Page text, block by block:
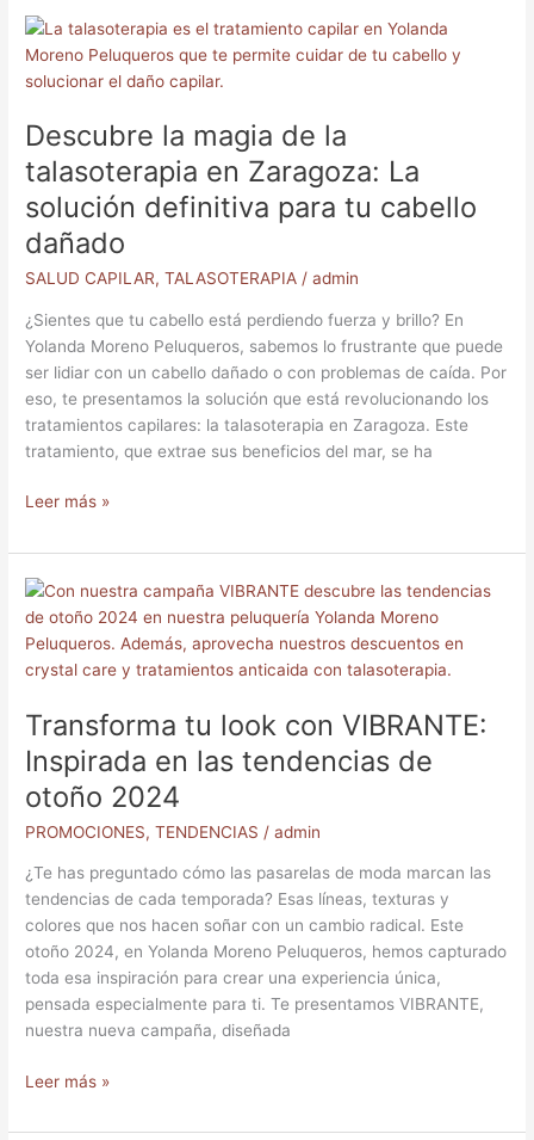
Descubre la magia de la
talasoterapia en Zaragoza: La
solución definitiva para tu cabello
dañado
SALUD CAPILAR,TALASOTERAPIA /admin
¿Sientes que tu cabello está perdiendo fuerza y brillo? En
Yolanda Moreno Peluqueros, sabemos lo frustrante que puede
ser lidiar con un cabello dañado o con problemas de caída. Por
eso, te presentamos la solución que está revolucionando los
tratamientos capilares: la talasoterapia en Zaragoza. Este
tratamiento, que extrae sus beneficios del mar, se ha
Descubre
la
magia
la
talasoterapia
en
Zaragoza:
La
definitiva
para
tu
cabello
dañado
Leer más »
Transforma tu look con VIBRANTE:
Inspirada en las tendencias de
otoño 2024
PROMOCIONES,TENDENCIAS /admin
¿Te has preguntado cómo las pasarelas de moda marcan las
tendencias de cada temporada? Esas líneas, texturas y
colores que nos hacen soñar con un cambio radical. Este
otoño 2024, en Yolanda Moreno Peluqueros, hemos capturado
toda esa inspiración para crear una experiencia única,
pensada especialmente para ti. Te presentamos VIBRANTE,
nuestra nueva campaña, diseñada
Transforma
tu
look
con
Inspirada
en
las
tendencias
de
2024
Leer más »